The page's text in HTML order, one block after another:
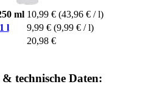
ml 10,99 € (43,96 € / l)
l
9,99 € (9,99 € / l)
20,98 €
technische Daten: